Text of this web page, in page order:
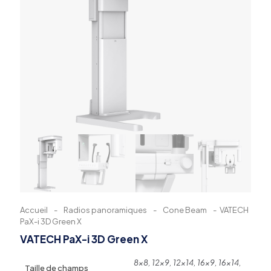
Accueil - Radios panoramiques - Cone Beam - VATECH
PaX-i 3D Green X
VATECH PaX-i 3D Green X
Taille de champs
8×8, 12×9, 12×14, 16×9, 16×14,